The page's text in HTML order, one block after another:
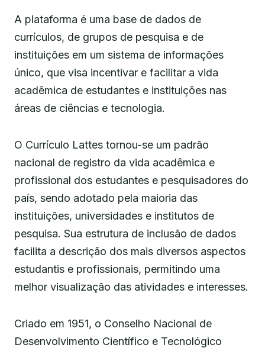
A plataforma é uma base de dados de
currículos, de grupos de pesquisa e de
instituições em um sistema de informações
único, que visa incentivar e facilitar a vida
acadêmica de estudantes e instituições nas
áreas de ciências e tecnologia.
O Currículo Lattes tornou-se um padrão
nacional de registro da vida acadêmica e
profissional dos estudantes e pesquisadores do
país, sendo adotado pela maioria das
instituições, universidades e institutos de
pesquisa. Sua estrutura de inclusão de dados
facilita a descrição dos mais diversos aspectos
estudantis e profissionais, permitindo uma
melhor visualização das atividades e interesses.
Criado em 1951, o Conselho Nacional de
Desenvolvimento Científico e Tecnológico